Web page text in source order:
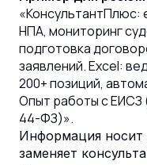
«КонсультантПлюс:
НПА, мониторинг
подготовка
заявлений. Excel:
200+ позиций,
Опыт работы с ЕИСЗ
44-ФЗ)».
Информация носит
заменяет